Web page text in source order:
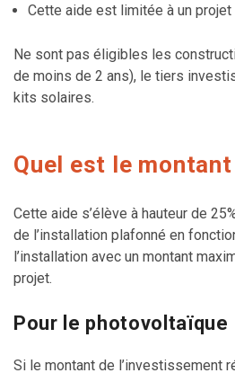
Cette aide est limitée à un projet
Ne sont pas éligibles les
de moins de 2 ans), le tiers
kits solaires.
Quel est le
Cette aide s’élève à hauteur de
de l’installation plafonné en
l’installation avec un montant
projet.
Pour le photovoltaïque
Si le montant de l’investissement